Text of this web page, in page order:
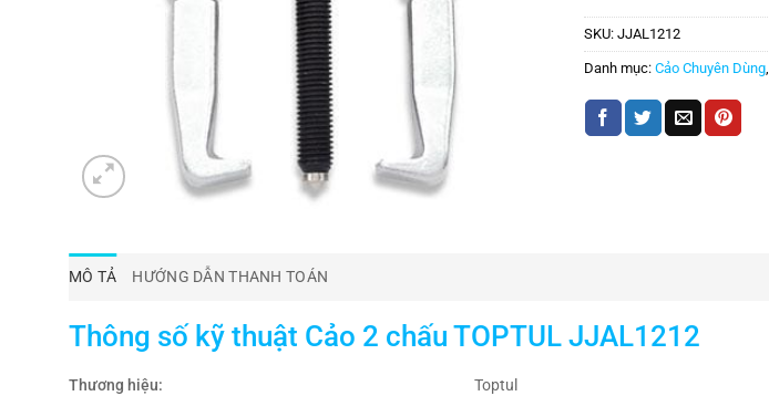
SKU: JJAL1212
Danh mục: Cảo Chuyên Dùng,
MÔ TẢ HƯỚNG DẪN THANH TOÁN
Thông số kỹ thuật Cảo 2 chấu TOPTUL JJAL1212
Thương hiệu:
Toptul